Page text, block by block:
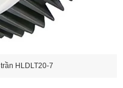
HLDLT20-7